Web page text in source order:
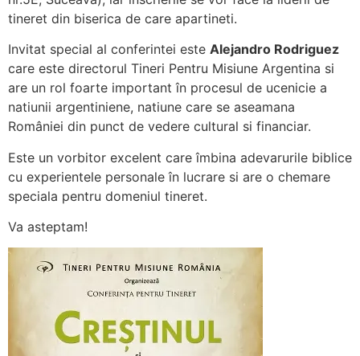
tineret din biserica de care apartineti.
Invitat special al conferintei este Alejandro Rodriguez
care este directorul Tineri Pentru Misiune Argentina si
are un rol foarte important în procesul de ucenicie a
natiunii argentiniene, natiune care se aseamana
României din punct de vedere cultural si financiar.
Este un vorbitor excelent care îmbina adevarurile biblice
cu experientele personale în lucrare si are o chemare
speciala pentru domeniul tineret.
Va asteptam!